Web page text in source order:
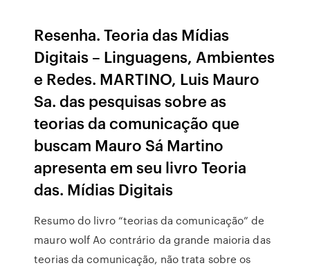
Resenha. Teoria das Mídias
Digitais – Linguagens, Ambientes
e Redes. MARTINO, Luis Mauro
Sa. das pesquisas sobre as
teorias da comunicação que
buscam Mauro Sá Martino
apresenta em seu livro Teoria
das. Mídias Digitais
Resumo do livro “teorias da comunicação” de
mauro wolf Ao contrário da grande maioria das
teorias da comunicação, não trata sobre os